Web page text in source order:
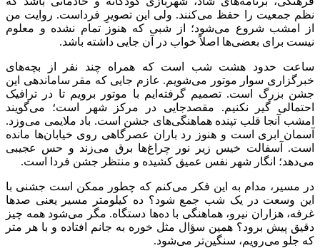
نظم جمعیت را حفظ می‌کنند. ولی این تصویرِ فرداست. روایت من
از امشب شروع می‌شود؛ از شبی که هنوز تمام نشده و معلوم
نیست برای بعضی‌ها اصلاً خواب در آن جایی داشته باشد.
ساعت حدود هشت شب است که همراه چند نفر از بچه‌های
خبرگزاری سوار موتور می‌شویم. عازم جایی که مقر ساماندهی این
جشن بزرگ است. تصمیم گرفته‌ایم با موتور برویم تا در ترافیک
احتمالی گیر نکنیم. مقصدجایی در مرکز شهر است؛ می‌گویند
امشب آنجا قلب تپنده هماهنگی‌های جشن است. باد ملایمی می‌وزد.
آسمان ابری است و هنوز رد باران عصرگاهی روی خیابان‌ها مانده
است. آسفالت خیس زیر نور چراغ‌ها برق می‌زند و حس عجیبی
می‌دهد؛ انگار شهر نفس عمیق کشیده و منتظر جشن فردا است.
در مسیر، مدام به این فکر می‌کنم که چطور ممکن است جشنی با
این وسعت در یک شب جمع شود؟ ده کیلومتر مسیر یعنی صدها
غرفه، هزاران نیرو، هماهنگی با ده‌ها دستگاه. مگر می‌شود همه چیز
دقیق پیش برود؟ همین سؤال مثل خوره به جانم افتاده و با هر متر
که جلو می‌رویم، سنگین‌تر می‌شود.